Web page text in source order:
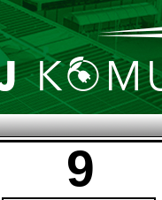
9